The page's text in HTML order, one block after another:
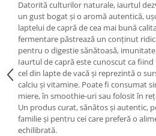
Datorită culturilor naturale, iaurtul
un gust bogat și o aromă autentică,
laptelui de capră de cea mai bună
fermentare păstrează un conținut
pentru o digestie sănătoasă,
Iaurtul de capră este cunoscut ca
cel din lapte de vacă și reprezintă o
calciu și vitamine. Poate fi consumat
miere, în smoothie-uri sau folosit în
Un produs curat, sănătos și autentic,
familie și pentru cei care preferă o
echilibrată.